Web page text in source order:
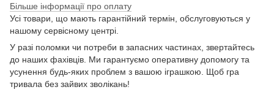
Більше інформації про оплату
Усі товари, що мають гарантійний термін, обслуговуються у
нашому сервісному центрі.
У разі поломки чи потреби в запасних частинах, звертайтесь
до наших фахівців. Ми гарантуємо оперативну допомогу та
усунення будь-яких проблем з вашою іграшкою. Щоб гра
тривала без зайвих зволікань!